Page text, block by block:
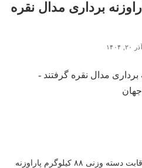
برداری مدال نقره
به گزارش خبرنگار مهر از دبی، رقابت دسته وزنی ۸۸ کیلوگرم پاراوزنه